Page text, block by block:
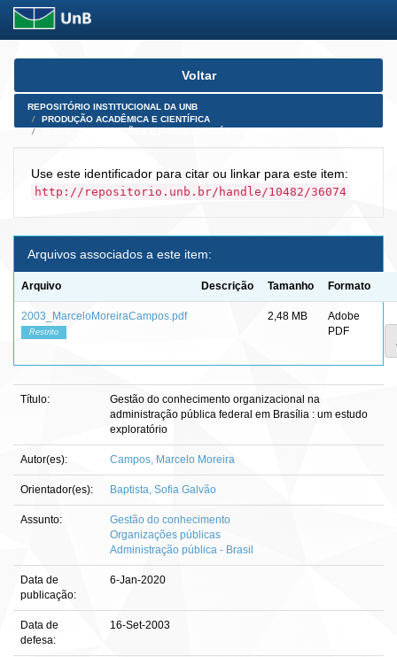
Skip
Voltar
REPOSITÓRIO INSTITUCIONAL DA UNB
PRODUÇÃO ACADÊMICA E CIENTÍFICA
Use este identificador para citar ou linkar para este item:
http://repositorio.unb.br/handle/10482/36074
Arquivos associados a este item:
Arquivo Descrição Tamanho Formato
2003_MarceloMoreiraCampos.pdf
Restrito
2,48 MB
Adobe
PDF
Título:
Gestão do conhecimento organizacional na
administração pública federal em Brasília : um estudo
exploratório
Autor(es): Campos, Marcelo Moreira
Orientador(es): Baptista, Sofia Galvão
Assunto:
Gestão do conhecimento
Organizações públicas
Administração pública - Brasil
Data de
publicação:
6-Jan-2020
Data de
defesa:
16-Set-2003